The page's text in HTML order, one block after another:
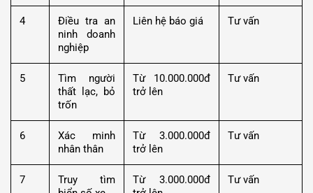
4
Điều tra an
ninh doanh
nghiệp
Liên hệ báo giá Tư vấn
5
Tìm người
thất lạc, bỏ
trốn
Từ 10.000.000đ
trở lên
Tư vấn
6
Xác minh
nhân thân
Từ 3.000.000đ
trở lên
Tư vấn
7
Truy tìm
Từ 3.000.000đ
Tư vấn